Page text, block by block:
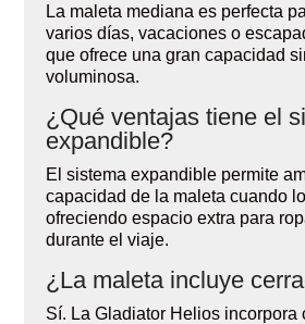
La maleta mediana es perfecta
varios días, vacaciones o
que ofrece una gran capacidad
voluminosa.
¿Qué ventajas tiene el
expandible?
El sistema expandible permite
capacidad de la maleta cuando
ofreciendo espacio extra para
durante el viaje.
¿La maleta incluye
Sí. La Gladiator Helios incorpora